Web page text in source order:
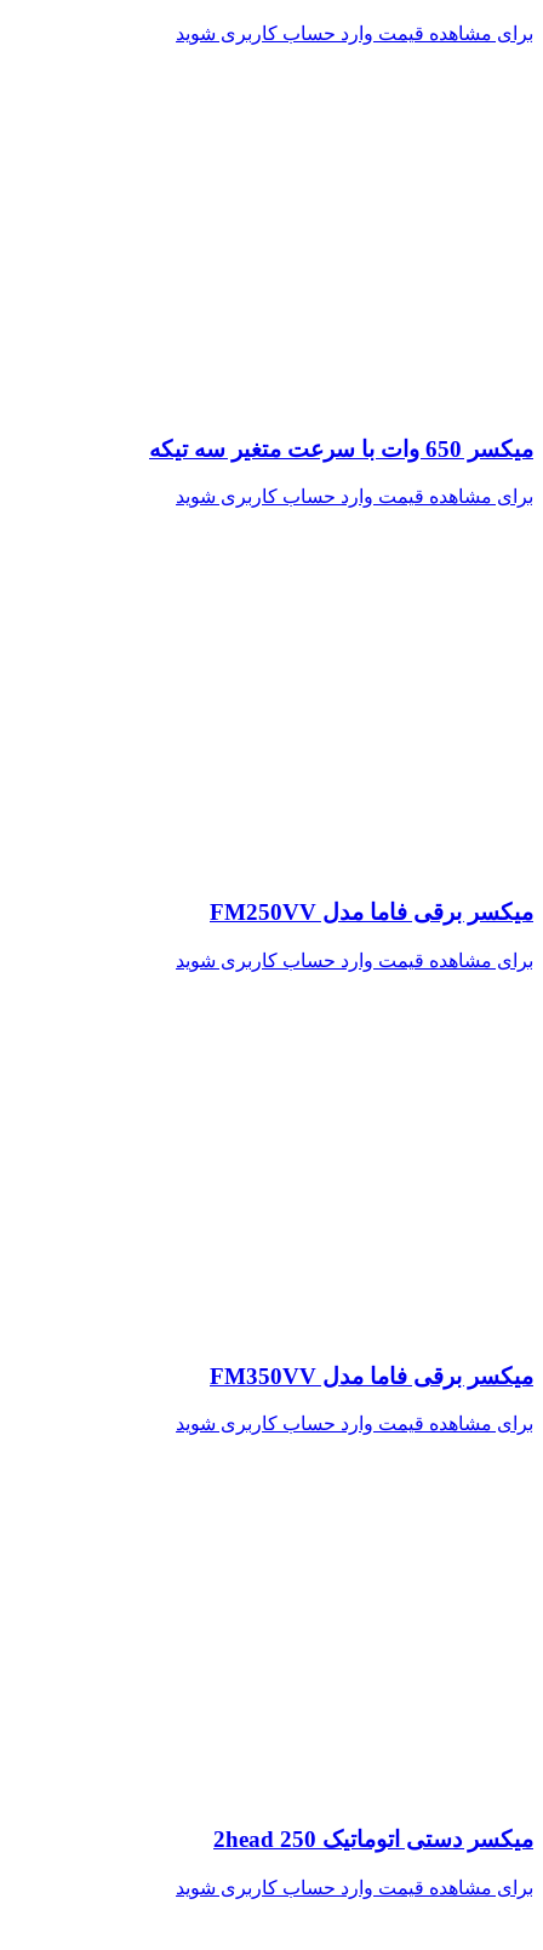
برای مشاهده قیمت وارد حساب کاربری شوید
میکسر 650 وات با سرعت متغیر سه تیکه
برای مشاهده قیمت وارد حساب کاربری شوید
میکسر برقی فاما مدل FM250VV
برای مشاهده قیمت وارد حساب کاربری شوید
میکسر برقی فاما مدل FM350VV
برای مشاهده قیمت وارد حساب کاربری شوید
میکسر دستی اتوماتیک 250 2head
برای مشاهده قیمت وارد حساب کاربری شوید